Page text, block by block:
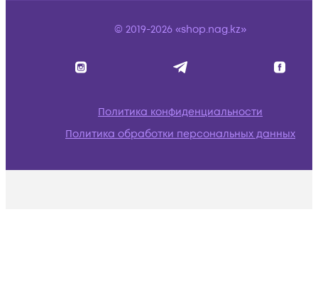
© 2019-2026 «shop.nag.kz»
Политика конфиденциальности
Политика обработки персональных данных